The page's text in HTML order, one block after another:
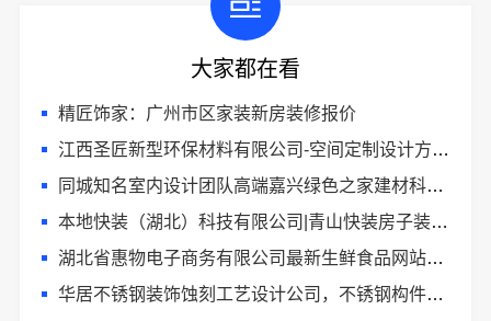
大家都在看
精匠饰家：广州市区家装新房装修报价
江西圣匠新型环保材料有限公司-空间定制设计方案厂家
同城知名室内设计团队高端嘉兴绿色之家建材科技有限公司
本地快装（湖北）科技有限公司|青山快装房子装修两房一厅
湖北省惠物电子商务有限公司最新生鲜食品网站价格
华居不锈钢装饰蚀刻工艺设计公司，不锈钢构件精工打造